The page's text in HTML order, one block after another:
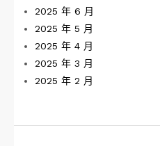
2025 年 6 月
2025 年 5 月
2025 年 4 月
2025 年 3 月
2025 年 2 月